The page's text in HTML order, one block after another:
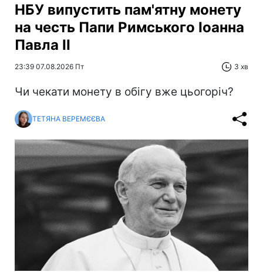
НБУ випустить пам'ятну монету
на честь Папи Римського Іоанна
Павла II
23:39 07.08.2026 Пт 3 хв
Чи чекати монету в обігу вже цьогоріч?
ТЕТЯНА ВЕРЕМЄЄВА